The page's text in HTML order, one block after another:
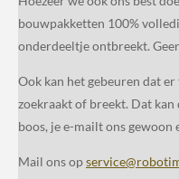
bouwpakketten 100%
onderdeeltje ontbreekt.
Ook kan het gebeuren dat
zoekraakt of breekt. Dat
boos, je e-mailt ons gewoon
Mail ons op